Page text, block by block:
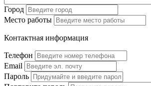
Город
Место работы
Контактная информация
Телефон
Email
Пароль